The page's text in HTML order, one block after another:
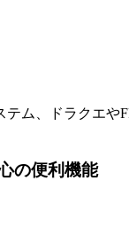
テム、ドラクエや
の便利機能